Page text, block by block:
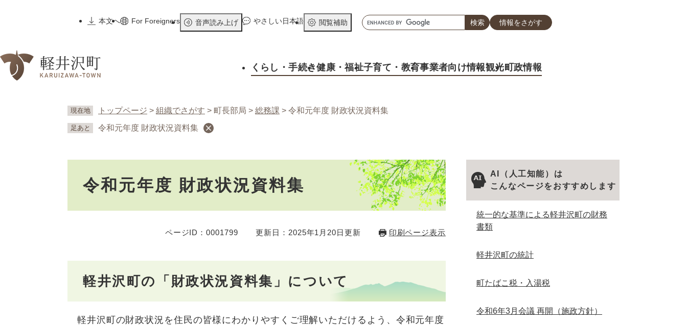
先
本文へ
For Foreigners 音声読み上げ やさしい日本語 閲覧補助
キ
ー
ド
情報をさがす
くらし ・手続き健康 ・福祉子育て ・教育事業者向け情報観光町政情報
現在地 トップページ > 組織でさがす > 町長部局 > 総務課 > 令和元年度 財政状況資料集
足あと 令和元年度 財政状況資料集
令和元年度 財政状況資料集
ページID：0001799 更新日：2025年1月20日更新 印刷ページ表示
軽井沢町の「財政状況資料集」について
軽井沢町の財政状況を住民の皆様にわかりやすくご理解いただけるよう、令和元年度
AI（人工知能）は
こんなページをおすすめします
統一的な基準による軽井沢町の財務
書類
軽井沢町の統計
町たばこ税・入湯税
令和6年3月会議 再開（施政方針）